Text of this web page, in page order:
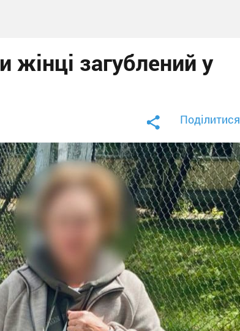
жінці загублений у
Поділитися